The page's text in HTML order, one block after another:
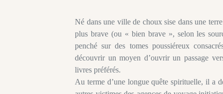
Né dans une ville de choux sise dans une
plus brave (ou « bien brave », selon les
penché sur des tomes poussiéreux
découvrir un moyen d’ouvrir un passage
livres préférés.
Au terme d’une longue quête spirituelle, il a